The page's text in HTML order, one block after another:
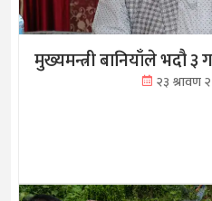
मुख्यमन्त्री बानियाँले भदौ ३
२३ श्रावण